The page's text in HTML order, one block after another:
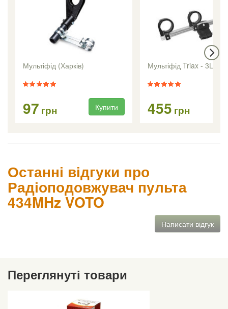
Мультіфід (Харків)
97 грн Купити
Мультіфід Triax - 3LNB
455 грн
Останні відгуки про
Радіоподовжувач пульта
434MHz VOTO
Написати відгук
Переглянуті товари